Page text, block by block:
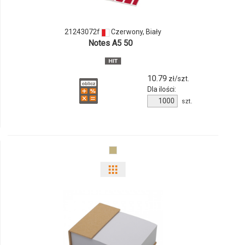
21243072f
21243072f Czerwony, Biały
Notes A5 50
10.79 zł/szt.
Dla ilości:
Ilość
produktu
szt.
i